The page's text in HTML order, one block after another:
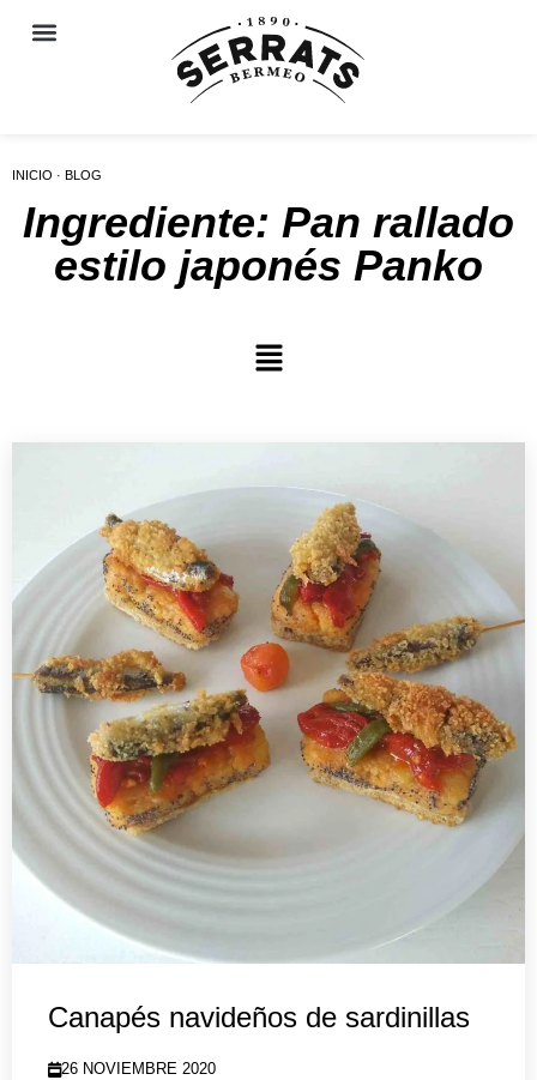
INICIO · BLOG
Ingrediente: Pan rallado
estilo japonés Panko
Canapés navideños de sardinillas
26 NOVIEMBRE 2020